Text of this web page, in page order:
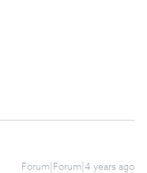
Forum|Forum|4 years ago